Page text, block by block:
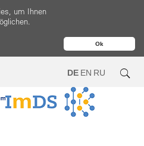
Ok
um Ihnen
DE EN RU